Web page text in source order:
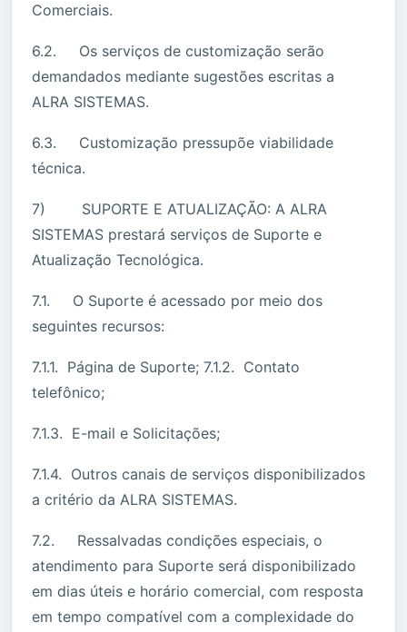
Comerciais.
6.2. Os serviços de customização serão
demandados mediante sugestões escritas a
ALRA SISTEMAS.
6.3. Customização pressupõe viabilidade
técnica.
7) SUPORTE E ATUALIZAÇÃO: A ALRA
SISTEMAS prestará serviços de Suporte e
Atualização Tecnológica.
7.1. O Suporte é acessado por meio dos
seguintes recursos:
7.1.1. Página de Suporte; 7.1.2. Contato
telefônico;
7.1.3. E-mail e Solicitações;
7.1.4. Outros canais de serviços disponibilizados
a critério da ALRA SISTEMAS.
7.2. Ressalvadas condições especiais, o
atendimento para Suporte será disponibilizado
em dias úteis e horário comercial, com resposta
em tempo compatível com a complexidade do